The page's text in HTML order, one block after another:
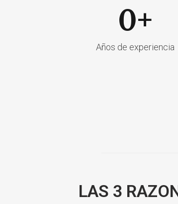
0+
Años de experiencia
LAS 3